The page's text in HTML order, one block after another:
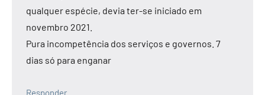
qualquer espécie, devia ter-se iniciado em
novembro 2021.
Pura incompetência dos serviços e governos. 7
dias só para enganar
Responder